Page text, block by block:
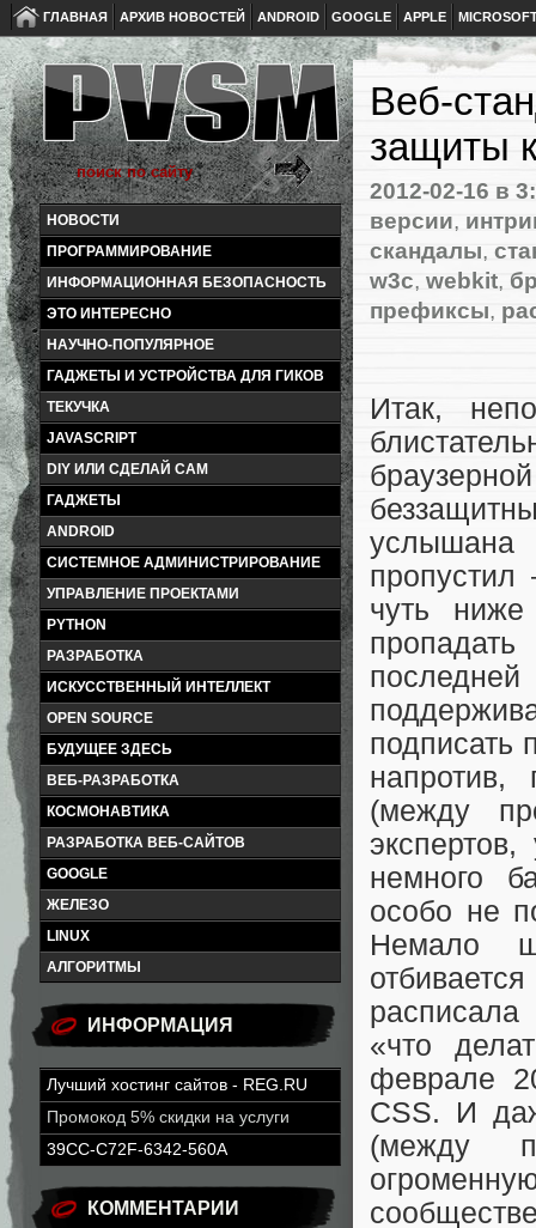
ГЛАВНАЯ АРХИВ НОВОСТЕЙ ANDROID GOOGLE APPLE
НОВОСТИ
ПРОГРАММИРОВАНИЕ
ИНФОРМАЦИОННАЯ БЕЗОПАСНОСТЬ
ЭТО ИНТЕРЕСНО
НАУЧНО-ПОПУЛЯРНОЕ
ГАДЖЕТЫ И УСТРОЙСТВА ДЛЯ ГИКОВ
ТЕКУЧКА
JAVASCRIPT
DIY ИЛИ СДЕЛАЙ САМ
ГАДЖЕТЫ
ANDROID
СИСТЕМНОЕ АДМИНИСТРИРОВАНИЕ
УПРАВЛЕНИЕ ПРОЕКТАМИ
PYTHON
РАЗРАБОТКА
ИСКУССТВЕННЫЙ ИНТЕЛЛЕКТ
OPEN SOURCE
БУДУЩЕЕ ЗДЕСЬ
ВЕБ-РАЗРАБОТКА
КОСМОНАВТИКА
РАЗРАБОТКА ВЕБ-САЙТОВ
GOOGLE
ЖЕЛЕЗО
LINUX
АЛГОРИТМЫ
ИНФОРМАЦИЯ
Лучший хостинг сайтов - REG.RU
Промокод 5% скидки на услуги
39CC-C72F-6342-560A
КОММЕНТАРИИ
Веб-
защиты
2012-02-16 в
версии,
скандалы,
w3c, webkit,
префиксы,
Итак,
чуть
подписать
напротив,
(между
немного
особо не
Немало
«что
феврале
CSS. И
(между